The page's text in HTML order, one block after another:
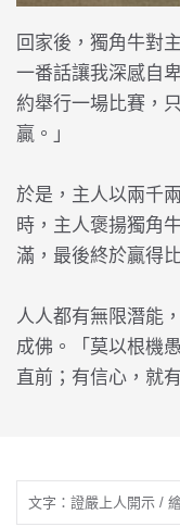
回家後，獨角牛對
一番話讓我深感自
約舉行一場比賽，
贏。」
於是，主人以兩千
時，主人褒揚獨角
滿，最後終於贏得
人人都有無限潛能
成佛。「莫以根機
直前；有信心，就
文字：證嚴上人開示 /